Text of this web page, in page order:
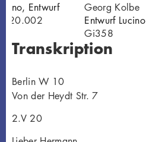
Entwurf
20.002
Georg Kolbe
Entwurf Lucino
Gi358
Transkription
Berlin W 10
Von der Heydt Str. 7
2.V 20